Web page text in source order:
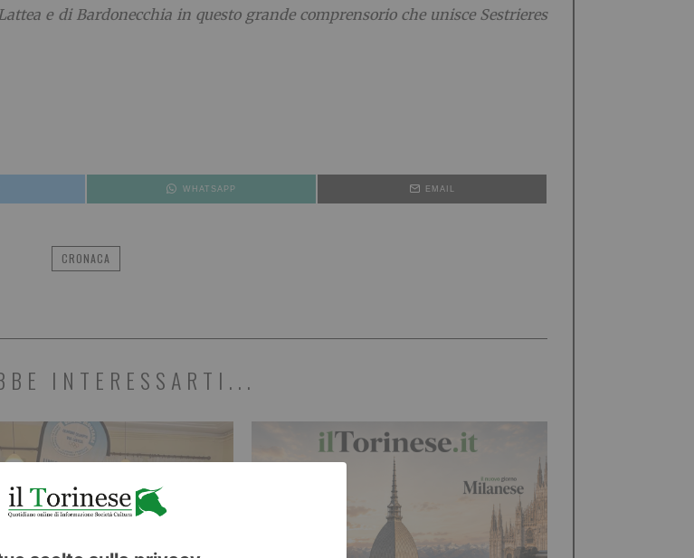
e di Bardonecchia in questo grande comprensorio che unisce Sestrieres
WHATSAPP EMAIL
CRONACA
INTERESSARTI...